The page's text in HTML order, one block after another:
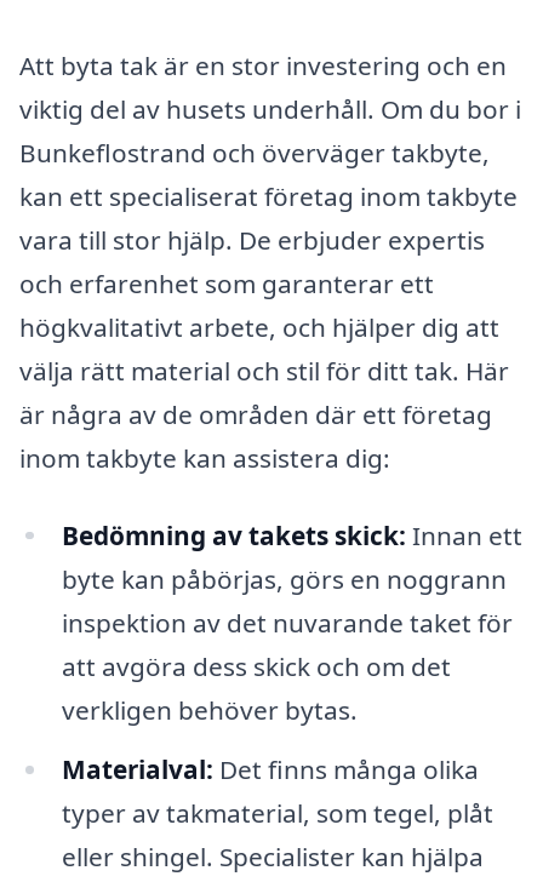
Att byta tak är en stor investering och en
viktig del av husets underhåll. Om du bor i
Bunkeflostrand och överväger takbyte,
kan ett specialiserat företag inom takbyte
vara till stor hjälp. De erbjuder expertis
och erfarenhet som garanterar ett
högkvalitativt arbete, och hjälper dig att
välja rätt material och stil för ditt tak. Här
är några av de områden där ett företag
inom takbyte kan assistera dig:
Bedömning av takets skick: Innan ett
byte kan påbörjas, görs en noggrann
inspektion av det nuvarande taket för
att avgöra dess skick och om det
verkligen behöver bytas.
Materialval: Det finns många olika
typer av takmaterial, som tegel, plåt
eller shingel. Specialister kan hjälpa